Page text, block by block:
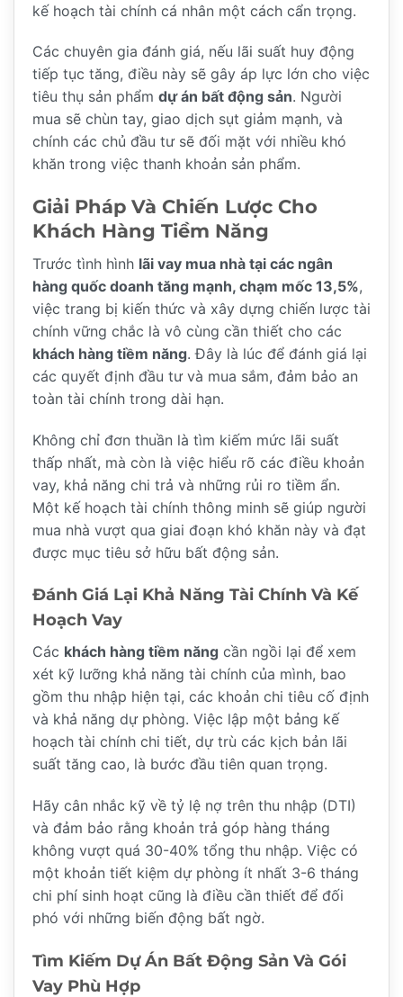
kế hoạch tài chính cá nhân một cách cẩn trọng.
Các chuyên gia đánh giá, nếu lãi suất huy động
tiếp tục tăng, điều này sẽ gây áp lực lớn cho việc
tiêu thụ sản phẩm dự án bất động sản. Người
mua sẽ chùn tay, giao dịch sụt giảm mạnh, và
chính các chủ đầu tư sẽ đối mặt với nhiều khó
khăn trong việc thanh khoản sản phẩm.
Giải Pháp Và Chiến Lược Cho
Khách Hàng Tiềm Năng
Trước tình hình lãi vay mua nhà tại các ngân
hàng quốc doanh tăng mạnh, chạm mốc 13,5%,
việc trang bị kiến thức và xây dựng chiến lược tài
chính vững chắc là vô cùng cần thiết cho các
khách hàng tiềm năng. Đây là lúc để đánh giá lại
các quyết định đầu tư và mua sắm, đảm bảo an
toàn tài chính trong dài hạn.
Không chỉ đơn thuần là tìm kiếm mức lãi suất
thấp nhất, mà còn là việc hiểu rõ các điều khoản
vay, khả năng chi trả và những rủi ro tiềm ẩn.
Một kế hoạch tài chính thông minh sẽ giúp người
mua nhà vượt qua giai đoạn khó khăn này và đạt
được mục tiêu sở hữu bất động sản.
Đánh Giá Lại Khả Năng Tài Chính Và Kế
Hoạch Vay
Các khách hàng tiềm năng cần ngồi lại để xem
xét kỹ lưỡng khả năng tài chính của mình, bao
gồm thu nhập hiện tại, các khoản chi tiêu cố định
và khả năng dự phòng. Việc lập một bảng kế
hoạch tài chính chi tiết, dự trù các kịch bản lãi
suất tăng cao, là bước đầu tiên quan trọng.
Hãy cân nhắc kỹ về tỷ lệ nợ trên thu nhập (DTI)
và đảm bảo rằng khoản trả góp hàng tháng
không vượt quá 30-40% tổng thu nhập. Việc có
một khoản tiết kiệm dự phòng ít nhất 3-6 tháng
chi phí sinh hoạt cũng là điều cần thiết để đối
phó với những biến động bất ngờ.
Tìm Kiếm Dự Án Bất Động Sản Và Gói
Vay Phù Hợp